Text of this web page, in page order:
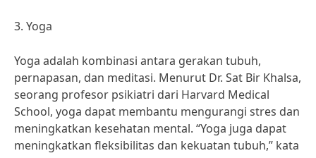
3. Yoga
Yoga adalah kombinasi antara gerakan tubuh,
pernapasan, dan meditasi. Menurut Dr. Sat Bir Khalsa,
seorang profesor psikiatri dari Harvard Medical
School, yoga dapat membantu mengurangi stres dan
meningkatkan kesehatan mental. “Yoga juga dapat
meningkatkan fleksibilitas dan kekuatan tubuh,” kata